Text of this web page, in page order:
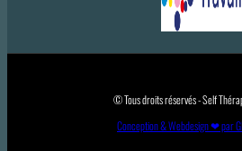
© Tous droits réservés - Self
Conception & Webdesign ❤ par